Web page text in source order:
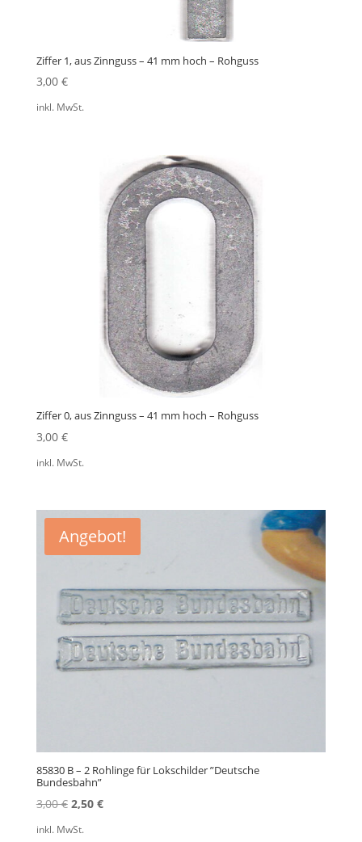
Ziffer 1, aus Zinnguss – 41 mm hoch – Rohguss
3,00 €
inkl. MwSt.
Ziffer 0, aus Zinnguss – 41 mm hoch – Rohguss
3,00 €
inkl. MwSt.
Angebot!
85830 B – 2 Rohlinge für Lokschilder ”Deutsche
Bundesbahn”
3,00€ Ursprünglicher
2,50 €Aktueller
inkl. MwSt.